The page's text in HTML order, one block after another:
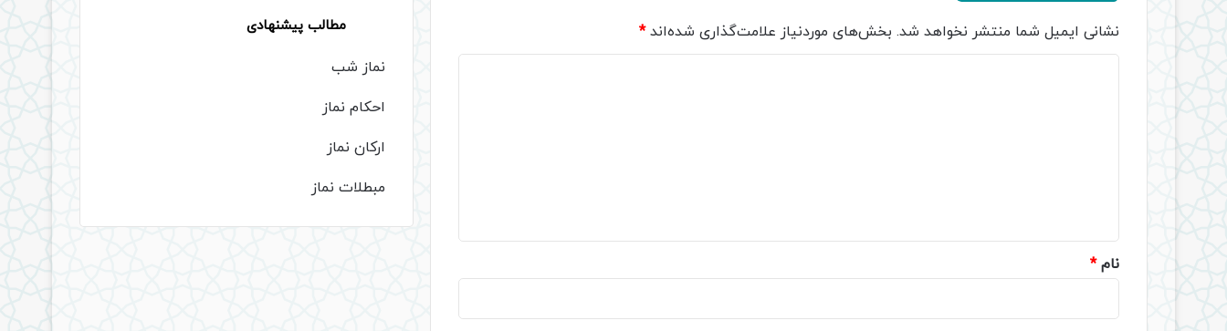
نشانی ایمیل شما منتشر نخواهد شد. بخش‌های موردنیاز علامت‌گذاری شده‌اند*
نام*
مطالب پیشنهادی
نماز شب
احکام نماز
ارکان نماز
مبطلات نماز